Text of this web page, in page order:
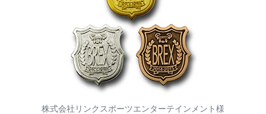
株式会社リンクスポーツエンターテインメント様